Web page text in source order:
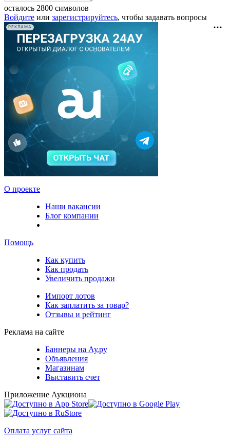
осталось 2800 символов
Войдите или зарегистрируйтесь, чтобы задавать вопросы
РЕКЛАМА
О проекте
Наши вакансии
Блог компании
Помощь
Как купить
Как продать
Увеличить продажи
Импорт лотов
Как заплатить за товар?
Отзывы и рейтинг
Реклама на сайте
Баннеры на Ау.ру
Объявления
Магазинам
Выставить счет
Приложение Аукциона
Оплата услуг сайта